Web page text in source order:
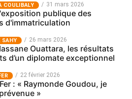
COULIBALY 31 mars 2026
publique des
d'immatriculation
SAHY 26 mars 2026
Ouattara, les résultats
d’un diplomate exceptionnel
22 février 2026
: « Raymonde Goudou, je
»